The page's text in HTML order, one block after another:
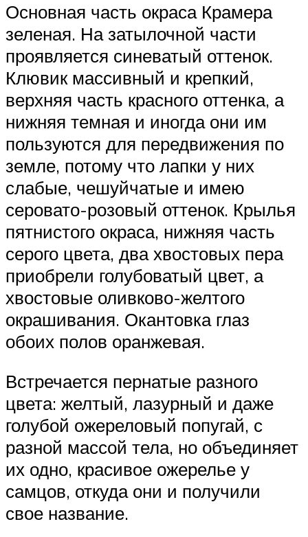
Основная часть окраса Крамера
зеленая. На затылочной части
проявляется синеватый оттенок.
Клювик массивный и крепкий,
верхняя часть красного оттенка, а
нижняя темная и иногда они им
пользуются для передвижения по
земле, потому что лапки у них
слабые, чешуйчатые и имею
серовато-розовый оттенок. Крылья
пятнистого окраса, нижняя часть
серого цвета, два хвостовых пера
приобрели голубоватый цвет, а
хвостовые оливково-желтого
окрашивания. Окантовка глаз
обоих полов оранжевая.
Встречается пернатые разного
цвета: желтый, лазурный и даже
голубой ожереловый попугай, с
разной массой тела, но объединяет
их одно, красивое ожерелье у
самцов, откуда они и получили
свое название.